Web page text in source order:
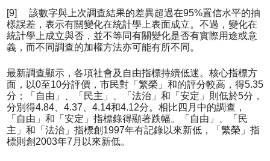
[9] 該數字與上次調查結果的差異超過在95%置信水平的抽
樣誤差，表示有關變化在統計學上表面成立。不過，變化在
統計學上成立與否，並不等同有關變化是否有實際用途或意
義，而不同調查的加權方法亦可能有所不同。
最新調查顯示，各項社會及自由指標持續低迷。核心指標方
面，以0至10分評價，市民對「繁榮」和的評分較高，得5.35
分；「自由」、「民主」、「法治」和「安定」則低於5分，
分別得4.84、4.37、4.14和4.12分。相比四月中的調查，
「自由」和「安定」指標錄得顯著跌幅。「自由」、「民
主」和「法治」指標創1997年有記錄以來新低，「繁榮」指
標則創2003年7月以來新低。